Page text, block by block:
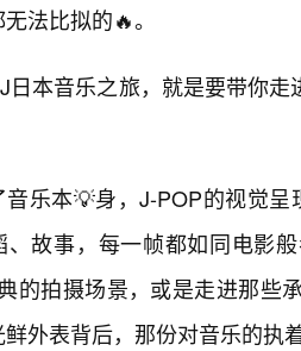
法比拟的🔥。
日本音乐之旅，就是要带你
音乐本💡身，J-POP的视觉
、故事，每一帧都如同电影
的拍摄场景，或是走进那些
外表背后，那份对音乐的执